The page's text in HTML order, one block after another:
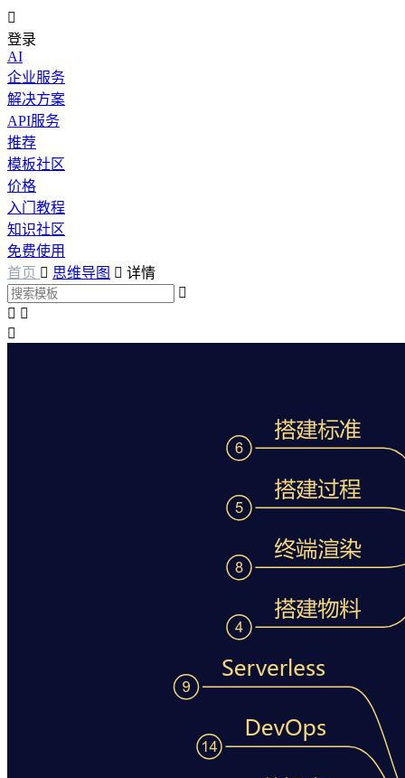

登录
AI
企业服务
解决方案
API服务
推荐
模板社区
价格
入门教程
知识社区
免费使用
首页  思维导图  详情

 
